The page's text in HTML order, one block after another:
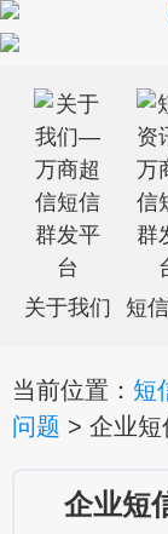
关于我们 短
当前位置： 短
问题 > 企业
企业短